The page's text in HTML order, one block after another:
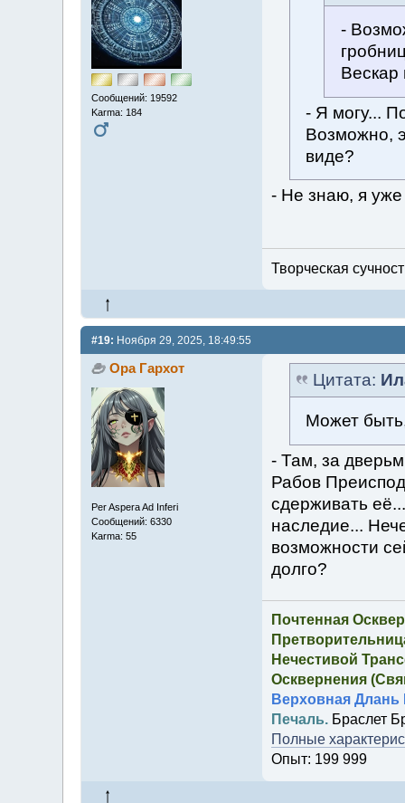
Сообщений: 19592
Karma: 184
-
Вескар
- Я могу...
Возможно,
виде?
- Не знаю, я уже
Творческая
#19: Ноября 29, 2025, 18:49:55
Ора Гархот
Per Aspera Ad Inferi
Сообщений: 6330
Karma: 55
Цитата:
Может
- Там, за
Рабов
сдерживать
наследие...
возможности
долго?
Почтенная
Нечестивой
Осквернения
Верховная Длань
Печаль.Браслет
Полные
Опыт: 199 999